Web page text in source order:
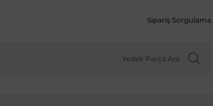
Sipariş Sorgulama